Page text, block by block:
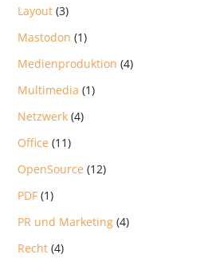
Layout (3)
Mastodon (1)
Medienproduktion (4)
Multimedia (1)
Netzwerk (4)
Office (11)
OpenSource (12)
PDF (1)
PR und Marketing (4)
Recht (4)